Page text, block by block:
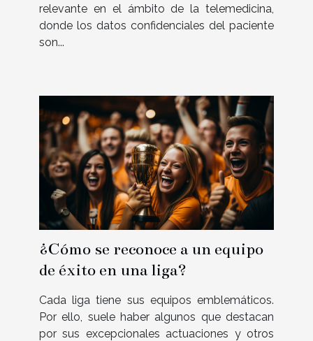
relevante en el ámbito de la telemedicina,
donde los datos confidenciales del paciente
son...
¿Cómo se reconoce a un equipo
de éxito en una liga?
Cada liga tiene sus equipos emblemáticos.
Por ello, suele haber algunos que destacan
por sus excepcionales actuaciones y otros